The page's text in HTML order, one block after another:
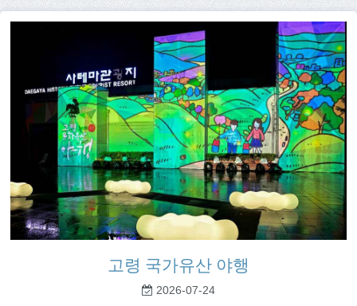
고령 국가유산 야행
2026-07-24